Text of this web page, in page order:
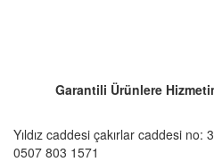
Garantili Ürünlere
Yıldız caddesi çakırlar caddesi
0507 803 1571